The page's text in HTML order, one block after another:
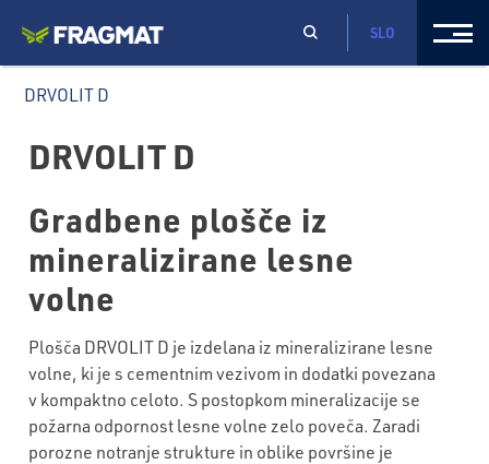
SLO
DRVOLIT D
DRVOLIT D
Gradbene plošče iz
mineralizirane lesne
volne
Plošča DRVOLIT D je izdelana iz mineralizirane lesne
volne, ki je s cementnim vezivom in dodatki povezana
v kompaktno celoto. S postopkom mineralizacije se
požarna odpornost lesne volne zelo poveča. Zaradi
porozne notranje strukture in oblike površine je